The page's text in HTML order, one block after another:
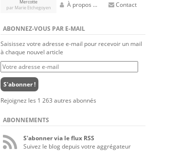
Mercotte
par Marie Etchegoyen
À propos ... Contact
ABONNEZ-VOUS PAR E-MAIL
Saisissez votre adresse e-mail pour recevoir un mail
à chaque nouvel article
Votre
adresse
e-
mail
S'abonner !
Rejoignez les 1 263 autres abonnés
ABONNEMENTS
S'abonner via le flux RSS
Suivez le blog depuis votre aggrégateur